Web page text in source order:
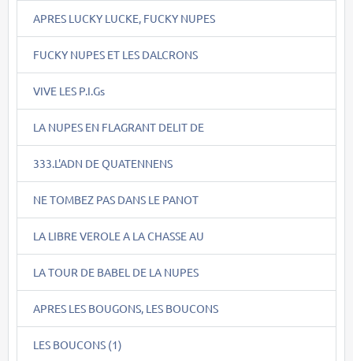
APRES LUCKY LUCKE, FUCKY NUPES
FUCKY NUPES ET LES DALCRONS
VIVE LES P.I.Gs
LA NUPES EN FLAGRANT DELIT DE
333.L'ADN DE QUATENNENS
NE TOMBEZ PAS DANS LE PANOT
LA LIBRE VEROLE A LA CHASSE AU
LA TOUR DE BABEL DE LA NUPES
APRES LES BOUGONS, LES BOUCONS
LES BOUCONS (1)